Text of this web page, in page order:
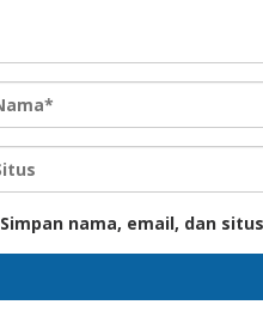
Simpan nama, email, dan